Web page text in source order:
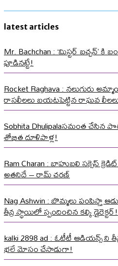
latest articles
Mr. Bachchan : ‘మిస్టర్ బచ్చన్’
పూడినట్టే!
Rocket Raghava : నలుగురు
రాసలీలలు బయటపెట్టిన రాఘవ
Sobhita Dhulipalaసమంత చేసిన
శోభిత దూళిపాళ్ల!
Ram Charan : బాహుబలి సక్సెస్
అతనిదే – రామ్ చరణ్
Nag Ashwin : బొమ్మలు పంపిస్తా
తీవ్ర స్థాయిలో స్పందించిన కల్కి డైరెక్టర్!
kalki 2898 ad : ఓటీటీ ఆడియన్స్ ని
భలే మోసం చేసాడుగా!